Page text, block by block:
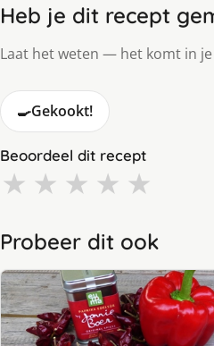
Heb je dit recept
Laat het weten — het komt in
🍳Gekookt!
Beoordeel dit recept
★ ★ ★ ★ ★
Probeer dit ook